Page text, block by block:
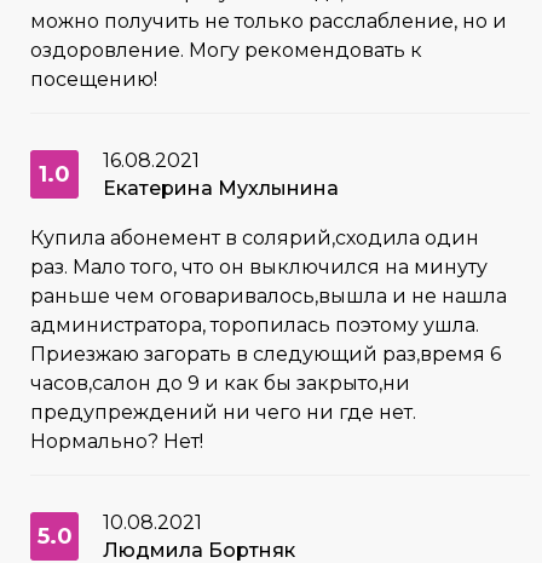
можно получить не только расслабление, но и
оздоровление. Могу рекомендовать к
посещению!
1.0
16.08.2021
Екатерина Мухлынина
Купила абонемент в солярий,сходила один
раз. Мало того, что он выключился на минуту
раньше чем оговаривалось,вышла и не нашла
администратора, торопилась поэтому ушла.
Приезжаю загорать в следующий раз,время 6
часов,салон до 9 и как бы закрыто,ни
предупреждений ни чего ни где нет.
Нормально? Нет!
5.0
10.08.2021
Людмила Бортняк